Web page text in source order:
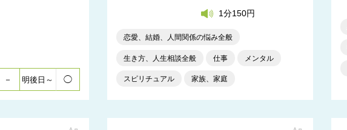
－ 明後日～ ◯
1分150円
恋愛、結婚、人間関係の悩み全般
生き方、人生相談全般 仕事 メンタル
スピリチュアル 家族、家庭